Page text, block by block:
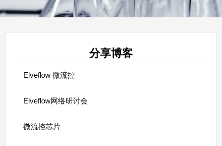
分享博客
Elveflow 微流控
Elveflow网络研讨会
微流控芯片